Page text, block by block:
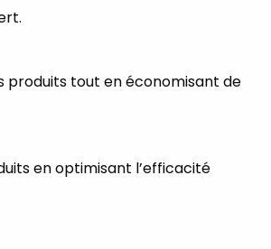
produits tout en économisant de
en optimisant l’efficacité